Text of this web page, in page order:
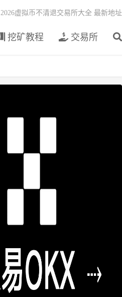
挖矿教程 交易所
2026虚拟币不清退交易所大全 最新地址